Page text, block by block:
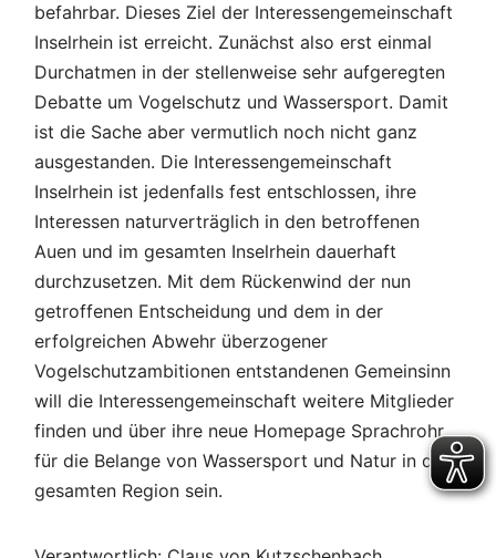
befahrbar. Dieses Ziel der Interessengemeinschaft
Inselrhein ist erreicht. Zunächst also erst einmal
Durchatmen in der stellenweise sehr aufgeregten
Debatte um Vogelschutz und Wassersport. Damit
ist die Sache aber vermutlich noch nicht ganz
ausgestanden. Die Interessengemeinschaft
Inselrhein ist jedenfalls fest entschlossen, ihre
Interessen naturverträglich in den betroffenen
Auen und im gesamten Inselrhein dauerhaft
durchzusetzen. Mit dem Rückenwind der nun
getroffenen Entscheidung und dem in der
erfolgreichen Abwehr überzogener
Vogelschutzambitionen entstandenen Gemeinsinn
will die Interessengemeinschaft weitere Mitglieder
finden und über ihre neue Homepage Sprachrohr
für die Belange von Wassersport und Natur in der
gesamten Region sein.